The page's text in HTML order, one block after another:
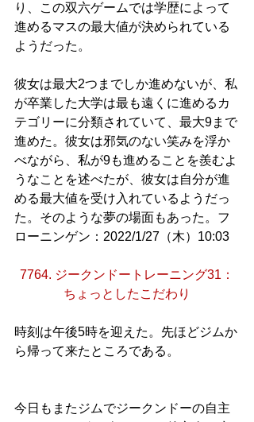
り、この双六ゲームでは学歴によって
進めるマスの最大値が決められている
ようだった。
彼女は最大2つまでしか進めないが、私
が卒業した大学は最も遠くに進めるカ
テゴリーに分類されていて、最大9まで
進めた。彼女は邪気のない笑みを浮か
べながら、私が9も進めることを羨むよ
うなことを述べたが、彼女は自分が進
める最大値を受け入れているようだっ
た。そのような夢の場面もあった。フ
ローニンゲン：2022/1/27（木）10:03
7764. ジークンドートレーニング31：
ちょっとしたこだわり
時刻は午後5時を迎えた。先ほどジムか
ら帰って来たところである。
今日もまたジムでジークンドーの自主